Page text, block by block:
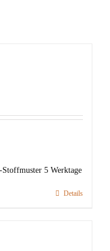
Stoffmuster 5 Werktage
Details